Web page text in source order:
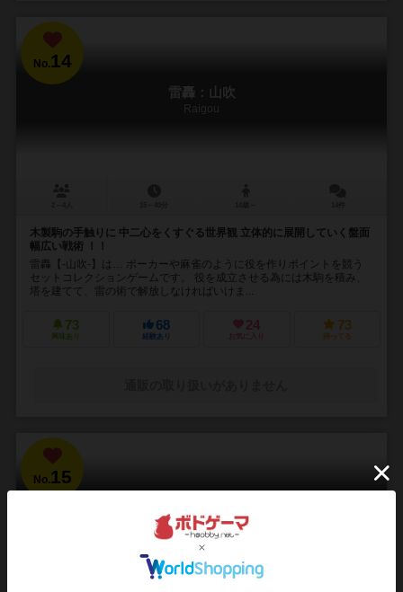
No.14
雷轟：山吹
Raigou
木製駒の手触りに 中二心をくすぐる世界観 立体的に展開していく盤面
幅広い戦術 ！！
雷轟【-山吹-】は… ポーカーや麻雀のように役を作りポイントを競う
セットコレクションゲームです。 役を成立させる為には木駒を積み、
塔を建てて、雷の術で解放しなければいけま...
73
興味あり
68
経験あり
24
お気に入り
73
持ってる
No.15
Bloodborne: The Card Game